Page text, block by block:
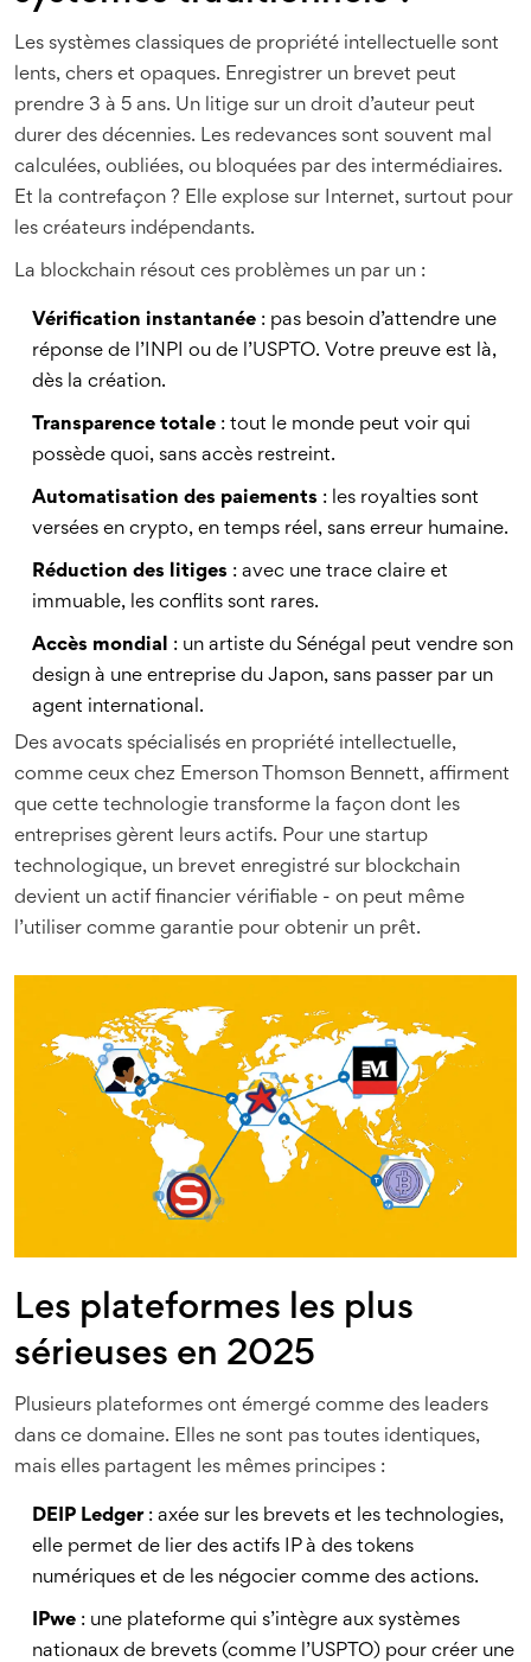
Les systèmes classiques de propriété intellectuelle sont
lents, chers et opaques. Enregistrer un brevet peut
prendre 3 à 5 ans. Un litige sur un droit d’auteur peut
durer des décennies. Les redevances sont souvent mal
calculées, oubliées, ou bloquées par des intermédiaires.
Et la contrefaçon ? Elle explose sur Internet, surtout pour
les créateurs indépendants.
La blockchain résout ces problèmes un par un :
Vérification instantanée : pas besoin d’attendre une
réponse de l’INPI ou de l’USPTO. Votre preuve est là,
dès la création.
Transparence totale : tout le monde peut voir qui
possède quoi, sans accès restreint.
Automatisation des paiements : les royalties sont
versées en crypto, en temps réel, sans erreur humaine.
Réduction des litiges : avec une trace claire et
immuable, les conflits sont rares.
Accès mondial
: un artiste du Sénégal peut vendre son
design à une entreprise du Japon, sans passer par un
agent international.
Des avocats spécialisés en propriété intellectuelle,
comme ceux chez Emerson Thomson Bennett, affirment
que cette technologie transforme la façon dont les
entreprises gèrent leurs actifs. Pour une startup
technologique, un brevet enregistré sur blockchain
devient un actif financier vérifiable - on peut même
l’utiliser comme garantie pour obtenir un prêt.
Les plateformes les plus
sérieuses en 2025
Plusieurs plateformes ont émergé comme des leaders
dans ce domaine. Elles ne sont pas toutes identiques,
mais elles partagent les mêmes principes :
DEIP Ledger: axée sur les brevets et les technologies,
elle permet de lier des actifs IP à des tokens
numériques et de les négocier comme des actions.
IPwe : une plateforme qui s’intègre aux systèmes
nationaux de brevets (comme l’USPTO) pour créer une